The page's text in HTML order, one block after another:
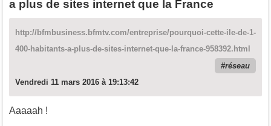
a plus de sites internet que la France
http://bfmbusiness.bfmtv.com/entreprise/pourquoi-cette-ile-de-1-
400-habitants-a-plus-de-sites-internet-que-la-france-958392.html
réseau
Vendredi 11 mars 2016 à 19:13:42
Aaaaah !